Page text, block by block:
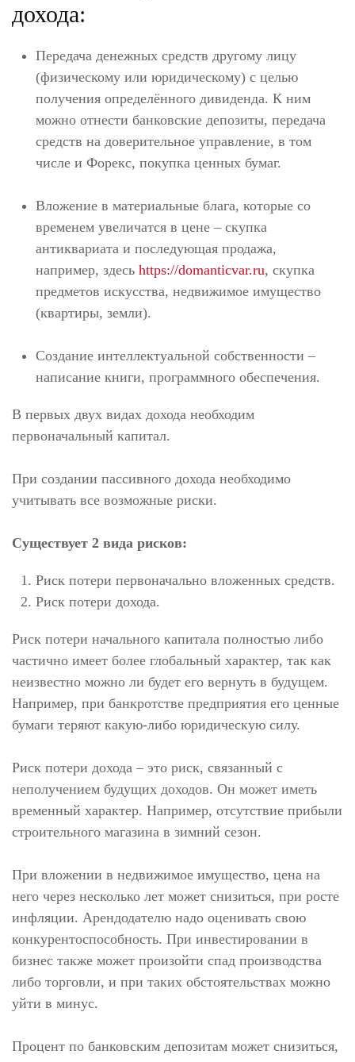
дохода:
Передача денежных средств другому лицу
(физическому или юридическому) с целью
получения определённого дивиденда. К ним
можно отнести банковские депозиты, передача
средств на доверительное управление, в том
числе и Форекс, покупка ценных бумаг.
Вложение в материальные блага, которые со
временем увеличатся в цене – скупка
антиквариата и последующая продажа,
например, здесь https://domanticvar.ru, скупка
предметов искусства, недвижимое имущество
(квартиры, земли).
Создание интеллектуальной собственности –
написание книги, программного обеспечения.
В первых двух видах дохода необходим
первоначальный капитал.
При создании пассивного дохода необходимо
учитывать все возможные риски.
Существует 2 вида рисков:
Риск потери первоначально вложенных средств.
Риск потери дохода.
Риск потери начального капитала полностью либо
частично имеет более глобальный характер, так как
неизвестно можно ли будет его вернуть в будущем.
Например, при банкротстве предприятия его ценные
бумаги теряют какую-либо юридическую силу.
Риск потери дохода – это риск, связанный с
неполучением будущих доходов. Он может иметь
временный характер. Например, отсутствие прибыли
строительного магазина в зимний сезон.
При вложении в недвижимое имущество, цена на
него через несколько лет может снизиться, при росте
инфляции. Арендодателю надо оценивать свою
конкурентоспособность. При инвестировании в
бизнес также может произойти спад производства
либо торговли, и при таких обстоятельствах можно
уйти в минус.
Процент по банковским депозитам может снизиться,